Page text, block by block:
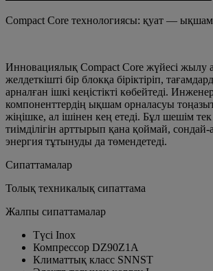
Compact Core технологиясы: қуат — ықшам
Инновациялық Compact Core жүйесі жылу
желдеткішті бір блокқа біріктіріп,
арналған ішкі кеңістікті көбейтеді.
компоненттердің ықшам орналасуы
жіңішке, ал ішінен кең етеді. Бұл шешім
тиімділігін арттырып қана қоймай,
энергия тұтынуды да төмендетеді.
Сипаттамалар
Толық техникалық сипаттама
Жалпы сипаттамалар
Түсі Inox
Компрессор DZ90Z1A
Климаттық класс SNNST